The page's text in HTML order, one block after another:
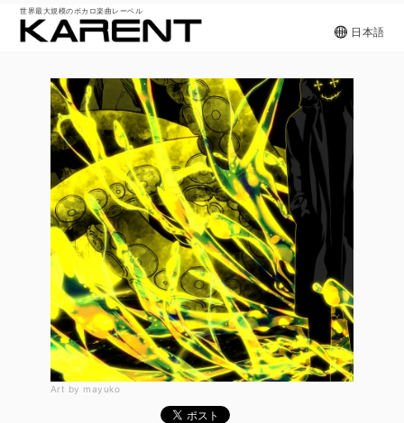
世界最大規模のボカロ楽曲レーベル
日本語
Art by mayuko